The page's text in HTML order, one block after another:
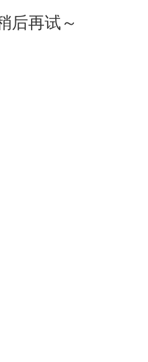
后再试～